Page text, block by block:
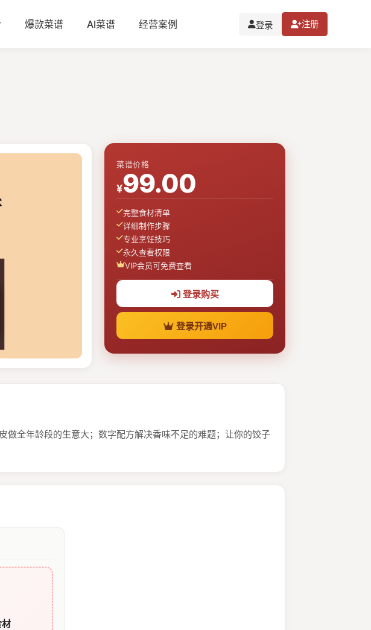
爆款菜谱 AI菜谱 经营案例 登录 注册
菜谱价格
¥99.00
完整食材清单
详细制作步骤
专业烹饪技巧
永久查看权限
VIP会员可免费查看
登录购买
登录开通VIP
全年龄段的生意大；数字配方解决香味不足的难题；让你的饺子